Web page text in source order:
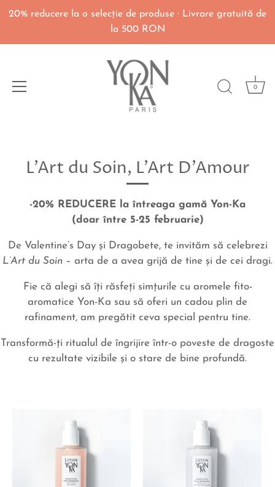
20% reducere la o selecţie de produse · Livrare gratuită de
la 500 RON
0
L'Art du Soin, L'Art D'Amour
-20% REDUCERE la întreaga gamă Yon-Ka
(doar între 5-25 februarie)
De Valentine’s Day şi Dragobete, te invităm să celebrezi
L’Art du Soin – arta de a avea grijă de tine şi de cei dragi.
Fie că alegi să îţi răsfeţi simţurile cu aromele fito-
aromatice Yon-Ka sau să oferi un cadou plin de
rafinament, am pregătit ceva special pentru tine.
Transformă-ţi ritualul de îngrijire într-o poveste de dragoste
cu rezultate vizibile şi o stare de bine profundă.